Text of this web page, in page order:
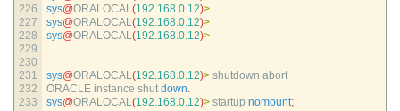
226
227
228
229
230
231
232
233
sys@ORALOCAL(192.168.0.12)>
sys@ORALOCAL(192.168.0.12)>
sys@ORALOCAL(192.168.0.12)>
sys@ORALOCAL(192.168.0.12)> shutdown abort
ORACLE instance shut down.
sys@ORALOCAL(192.168.0.12)> startup nomount;